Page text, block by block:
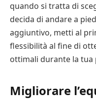
quando si tratta di
decida di andare a
aggiuntivo, metti al
flessibilità al fine di
ottimali durante la tua
Migliorare